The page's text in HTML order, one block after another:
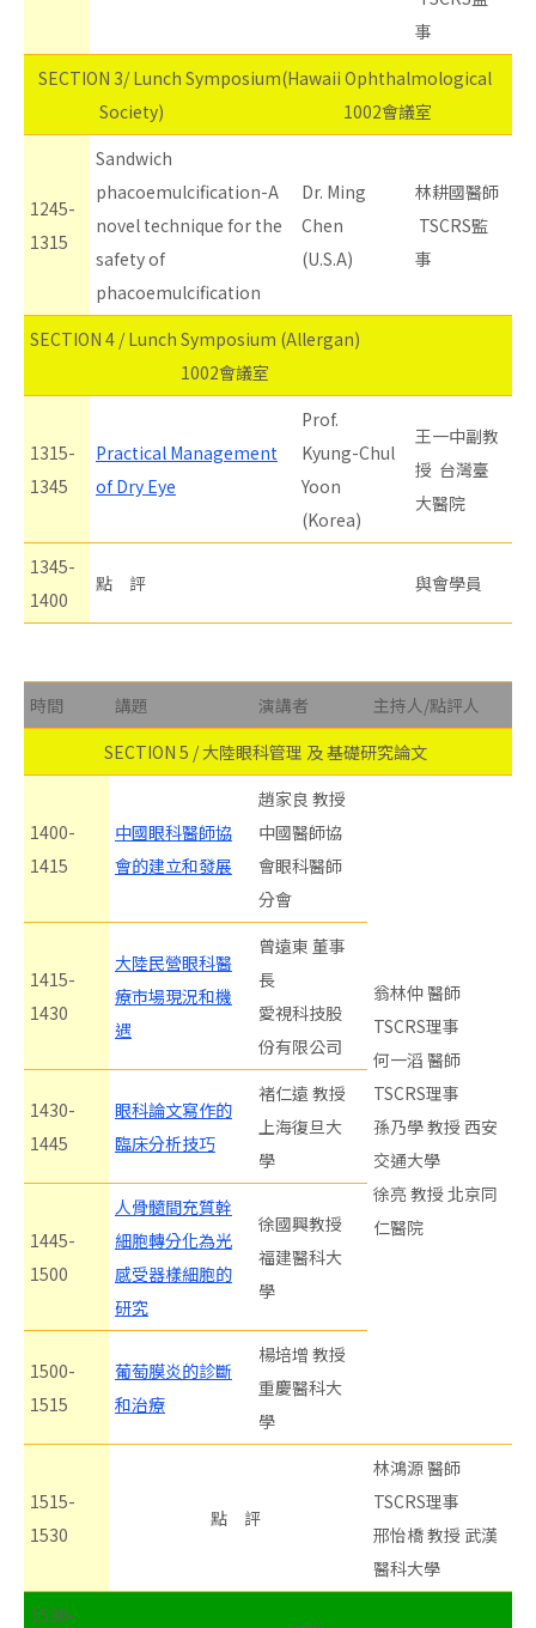
事
SECTION 3/ Lunch Symposium(Hawaii Ophthalmological
Society) 1002會議室
1245-
1315
Sandwich
phacoemulcification-A
novel technique for the
safety of
phacoemulcification
Dr. Ming
Chen
(U.S.A)
林耕國醫師
TSCRS監
事
SECTION 4 / Lunch Symposium (Allergan)
1002會議室
1315-
1345
Practical Management
of Dry Eye
Prof.
Kyung-Chul
Yoon
(Korea)
王一中副教
授 台灣臺
大醫院
1345-
1400
點 評 與會學員
時間 講題 演講者
主持人/點評人
SECTION 5 / 大陸眼科管理 及 基礎研究論文
1400-
1415
中國眼科醫師協
會的建立和發展
趙家良 教授
中國醫師協
會眼科醫師
分會
翁林仲 醫師
TSCRS理事
何一滔 醫師
TSCRS理事
孫乃學 教授 西安
交通大學
徐亮 教授 北京同
仁醫院
1415-
1430
大陸民營眼科醫
療市場現況和機
遇
曾遠東 董事
長
愛視科技股
份有限公司
1430-
1445
眼科論文寫作的
臨床分析技巧
褚仁遠 教授
上海復旦大
學
1445-
1500
人骨髓間充質幹
細胞轉分化為光
感受器樣細胞的
研究
徐國興教授
福建醫科大
學
1500-
1515
葡萄膜炎的診斷
和治療
楊培增 教授
重慶醫科大
學
1515-
1530
點 評
林鴻源 醫師
TSCRS理事
邢怡橋 教授 武漢
醫科大學
1530-